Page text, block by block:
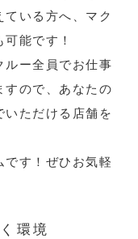
ている方へ、マク
能です！
ルー全員でお仕事
すので、あなたの
ただける店舗を
です！ぜひお気軽
環境